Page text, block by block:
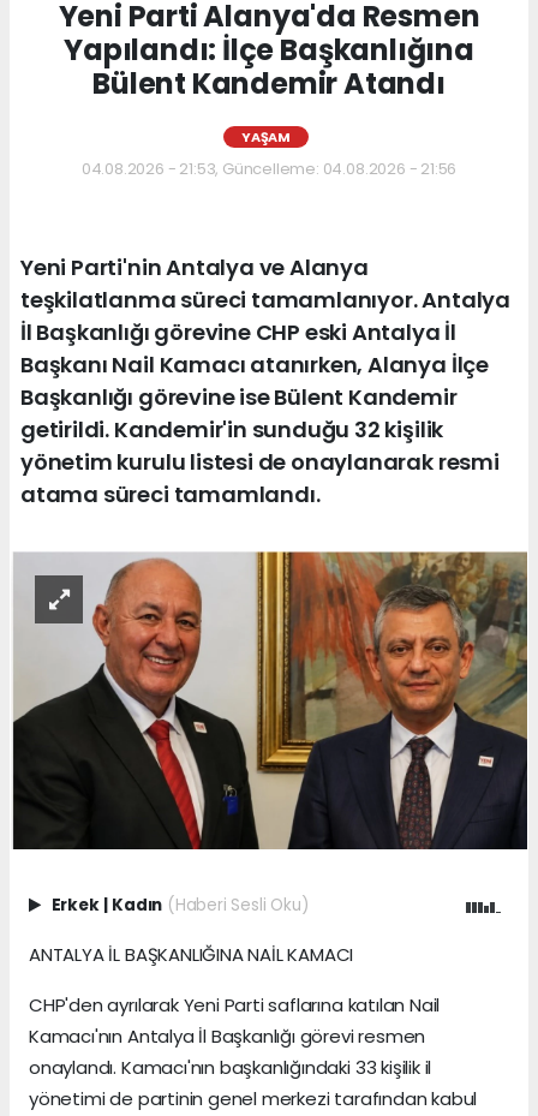
Yeni Parti Alanya'da Resmen
Yapılandı: İlçe Başkanlığına
Bülent Kandemir Atandı
YAŞAM
04.08.2026 - 21:53, Güncelleme: 04.08.2026 - 21:56
Yeni Parti'nin Antalya ve Alanya
teşkilatlanma süreci tamamlanıyor. Antalya
İl Başkanlığı görevine CHP eski Antalya İl
Başkanı Nail Kamacı atanırken, Alanya İlçe
Başkanlığı görevine ise Bülent Kandemir
getirildi. Kandemir'in sunduğu 32 kişilik
yönetim kurulu listesi de onaylanarak resmi
atama süreci tamamlandı.
Erkek Kadın (Haberi Sesli Oku)
ANTALYA İL BAŞKANLIĞINA NAİL KAMACI
CHP'den ayrılarak Yeni Parti saflarına katılan Nail
Kamacı'nın Antalya İl Başkanlığı görevi resmen
onaylandı. Kamacı'nın başkanlığındaki 33 kişilik il
yönetimi de partinin genel merkezi tarafından kabul